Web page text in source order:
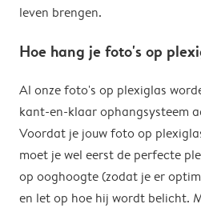
leven brengen.
Hoe hang je foto's op
Al onze foto's op plexiglas
kant-en-klaar ophangsysteem
Voordat je jouw foto op
moet je wel eerst de perfecte
op ooghoogte (zodat je er
en let op hoe hij wordt belicht.